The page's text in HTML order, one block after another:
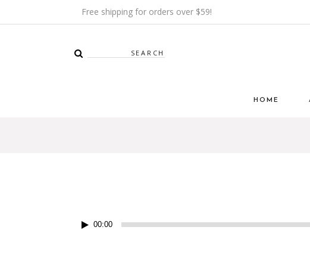
Free shipping for orders over $59!
HOME
Reproductor
00:00